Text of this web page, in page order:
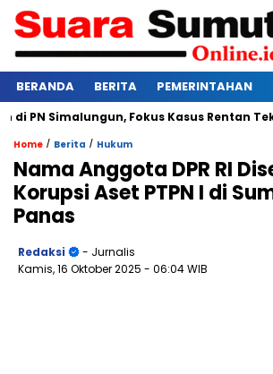
BERANDA BERITA PEMERINTAHAN
Simalungun, Fokus Kasus Rentan Tekanan
Home / Berita / Hukum
Nama Anggota DPR RI
Korupsi Aset PTPN I di
Panas
Redaksi
- Jurnalis
Kamis, 16 Oktober 2025 - 06:04 WIB